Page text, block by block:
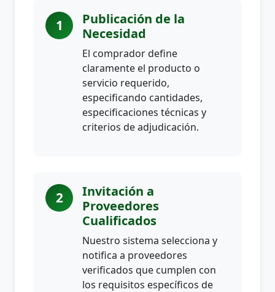
1
Publicación de la
Necesidad
El comprador define
claramente el producto o
servicio requerido,
especificando cantidades,
especificaciones técnicas y
criterios de adjudicación.
2
Invitación a
Proveedores
Cualificados
Nuestro sistema selecciona y
notifica a proveedores
verificados que cumplen con
los requisitos específicos de